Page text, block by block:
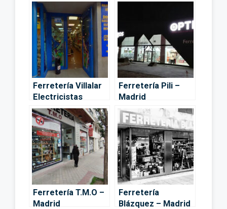
Ferretería Villalar
Electricistas
Duplicado Llaves
Instaladores,
Reparaciones y
Avisos – Madrid
Ferretería Pili –
Madrid
Ferretería T.M.O –
Madrid
Ferretería
Blázquez – Madrid